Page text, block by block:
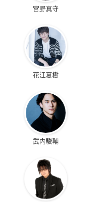
宮野真守
花江夏樹
武内駿輔